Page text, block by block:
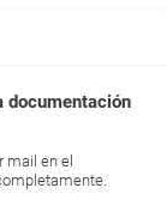
documentación
mail en el